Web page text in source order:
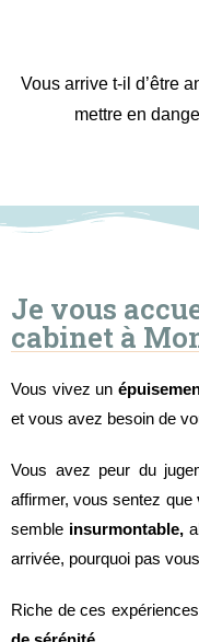
Vous arrive t-il d’être
mettre en
Je vous
cabinet à
Vous vivez un
et vous avez besoin de
Vous avez peur du
affirmer, vous sentez que
semble insurmontable,
arrivée, pourquoi pas
Riche de ces